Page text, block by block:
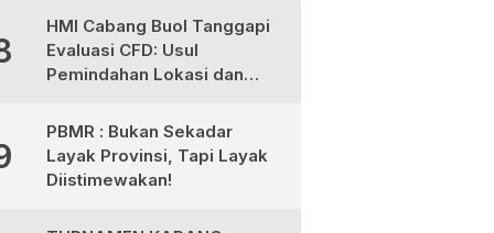
Plt Dirut dan Tegakkan UU
Pers
HMI Cabang Buol Tanggapi
Evaluasi CFD: Usul
Pemindahan Lokasi dan
Olahraga
PBMR : Bukan Sekadar
Layak Provinsi, Tapi Layak
Diistimewakan!